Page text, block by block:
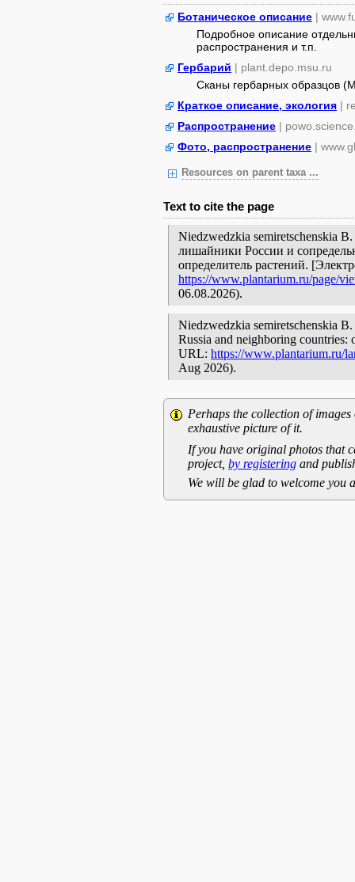
Ботаническое описание |
Подробное описание
распространения и т.п.
Гербарий | plant.depo.msu.ru
Сканы гербарных образцов
Краткое описание, экология |
Распространение |
Фото, распространение |
Resources on parent taxa ...
Text to cite the page
Niedzwedzkia semiretschenskia
лишайники России и
определитель растений.
https://www.plantarium.ru/page/
06.08.2026).
Niedzwedzkia semiretschenskia
Russia and neighboring
URL: https://www.plantarium.ru/
Aug 2026).
Perhaps the collection of
exhaustive picture of it.
If you have original photos that
project, by registering and
We will be glad to welcome